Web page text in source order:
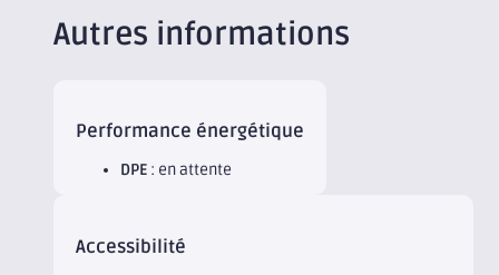
Autres informations
Performance énergétique
DPE : en attente
Accessibilité